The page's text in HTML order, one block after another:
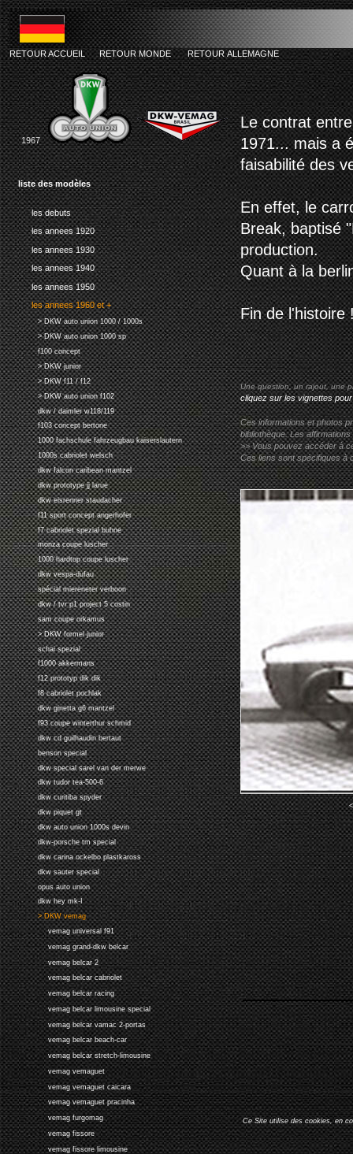
liste des modèles
les debuts
les annees 1920
les annees 1930
les annees 1940
les annees 1950
les annees 1960 et +
> DKW auto union 1000 / 1000s
> DKW auto union 1000 sp
f100 concept
> DKW junior
> DKW f11 / f12
> DKW auto union f102
dkw / daimler w118/119
f103 concept bertone
1000 fachschule fahrzeugbau kaiserslautern
1000s cabriolet welsch
dkw falcon caribean mantzel
dkw prototype jj larue
dkw eisrenner staudacher
f11 sport concept angerhofer
f7 cabriolet spezial buhne
monza coupe luscher
1000 hardtop coupe luscher
dkw vespa-dufau
spécial miereneter verboon
dkw / tvr p1 project 5 costin
sam coupe orkamus
> DKW formel junior
schai spezial
f1000 akkermans
f12 prototyp dik dik
f8 cabriolet pochlak
dkw ginetta g6 mantzel
f93 coupe winterthur schmid
dkw cd guilhaudin bertaut
benson special
dkw special sarel van der merwe
dkw tudor tea-500-6
dkw curitiba spyder
dkw piquet gt
dkw auto union 1000s devin
dkw-porsche tm special
dkw carina ockelbo plastkaross
dkw sauter special
opus auto union
dkw hey mk-I
> DKW vemag
vemag universal f91
vemag grand-dkw belcar
vemag belcar 2
vemag belcar cabriolet
vemag belcar racing
vemag belcar limousine special
vemag belcar vamac 2-portas
vemag belcar beach-car
vemag belcar stretch-limousine
vemag vemaguet
vemag vemaguet caicara
vemag vemaguet pracinha
vemag furgomag
vemag fissore
vemag fissore limousine
dkw
RETOUR ACCUEIL RETOUR MONDE RETOUR ALLEMAGNE
1967
Le contrat
1971... mais a
faisabilité des
En effet, le
Break, baptisé
production.
Quant à la
Fin de l'histoire
Une question, un rajout, une
cliquez sur les vignettes
Ces informations et photos
bibliothèque. Les
>> Vous pouvez accéder à
Ces liens sont spécifiques à
Ce Site utilise des cookies, en